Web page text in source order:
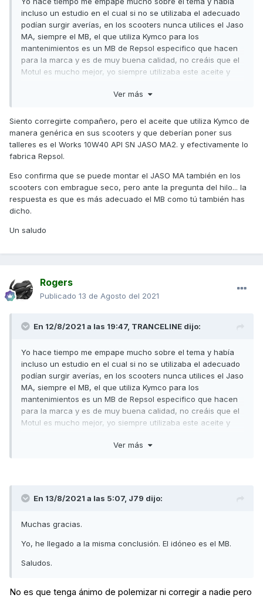
incluso un estudio en el cual si no se utilizaba el adecuado
podían surgir averías, en los scooters nunca utilices el Jaso
MA, siempre el MB, el que utiliza Kymco para los
mantenimientos es un MB de Repsol especifico que hacen
para la marca y es de muy buena calidad, no creáis que el
Motul es mucho mejor, yo siempre utilizaba este aceite y
Ver más
Siento corregirte compañero, pero el aceite que utiliza Kymco de
manera genérica en sus scooters y que deberían poner sus
talleres es el Works 10W40 API SN JASO MA2. y efectivamente lo
fabrica Repsol.
Eso confirma que se puede montar el JASO MA también en los
scooters con embrague seco, pero ante la pregunta del hilo... la
respuesta es que es más adecuado el MB como tú también has
dicho.
Un saludo
Rogers
Publicado 13 de Agosto del 2021
En 12/8/2021 a las 19:47, TRANCELINE dijo:
Yo hace tiempo me empape mucho sobre el tema y había
incluso un estudio en el cual si no se utilizaba el adecuado
podían surgir averías, en los scooters nunca utilices el Jaso
MA, siempre el MB, el que utiliza Kymco para los
mantenimientos es un MB de Repsol especifico que hacen
para la marca y es de muy buena calidad, no creáis que el
Motul es mucho mejor, yo siempre utilizaba este aceite y
Ver más
En 13/8/2021 a las 5:07, J79 dijo:
Muchas gracias.
Yo, he llegado a la misma conclusión. El idóneo es el MB.
Saludos.
No es que tenga ánimo de polemizar ni corregir a nadie pero